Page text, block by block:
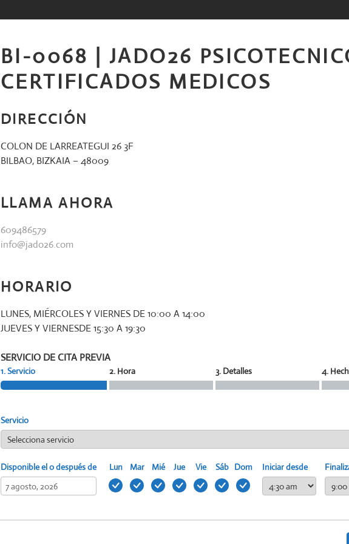
BI-0068 | JADO26
CERTIFICADOS MEDICOS
DIRECCIÓN
COLON DE LARREATEGUI 26 3F
BILBAO, BIZKAIA – 48009
LLAMA AHORA
609486579
info@jado26.com
HORARIO
LUNES, MIÉRCOLES Y VIERNES DE 10:00 A 14:00
JUEVES Y VIERNESDE 15:30 A 19:30
SERVICIO DE CITA PREVIA
1. Servicio 2. Hora 3. Detalles 4.
Servicio
Disponible el o después de Lun Mar Mié Jue Vie Sáb Dom Iniciar desde